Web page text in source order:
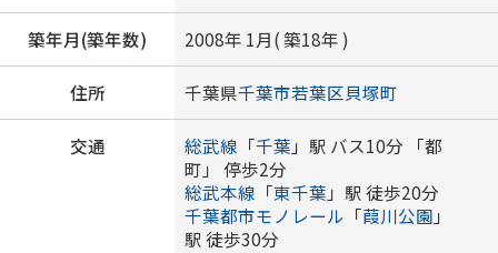
築年月(築年数) 2008年 1月( 築18年 )
住所 千葉県千葉市若葉区貝塚町
交通 総武線 「千葉 」駅 バス10分 「都
町」 停歩2分
総武本線 「東千葉 」駅 徒歩20分
千葉都市モノレール 「葭川公園 」
駅 徒歩30分